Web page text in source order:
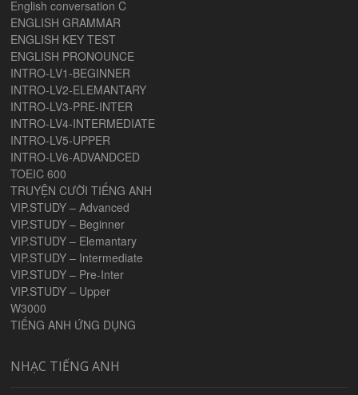
English conversation C
ENGLISH GRAMMAR
ENGLISH KEY TEST
ENGLISH PRONOUNCE
INTRO-LV1-BEGINNER
INTRO-LV2-ELEMANTARY
INTRO-LV3-PRE-INTER
INTRO-LV4-INTERMEDIATE
INTRO-LV5-UPPER
INTRO-LV6-ADVANDCED
TOEIC 600
TRUYỆN CƯỜI TIẾNG ANH
VIP.STUDY – Advanced
VIP.STUDY – Beginner
VIP.STUDY – Elemantary
VIP.STUDY – Intermediate
VIP.STUDY – Pre-Inter
VIP.STUDY – Upper
W3000
TIẾNG ANH ỨNG DỤNG
NHẠC TIẾNG ANH